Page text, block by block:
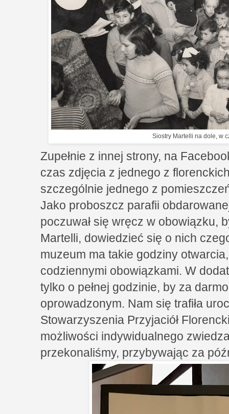
Siostry Martelli na dole, w
Zupełnie z innej strony, na
czas zdjęcia z jednego z
szczególnie jednego z
Jako proboszcz parafii
poczuwał się wręcz w obowiązku,
Martelli, dowiedzieć się o nich
muzeum ma takie godziny
codziennymi obowiązkami. W
tylko o pełnej godzinie, by za
oprowadzonym. Nam się trafiła
Stowarzyszenia Przyjaciół
możliwości indywidualnego
przekonaliśmy, przybywając za